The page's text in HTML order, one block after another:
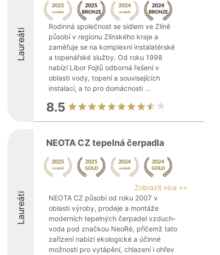
Laureáti
Rodinná společnost se sídlem ve Zlíně
působí v regionu Zlínského kraje a
zaměřuje se na komplexní instalatérské
a topenářské služby. Od roku 1998
nabízí Libor Fojtů odborná řešení v
oblasti vody, topení a souvisejících
instalací, a to pro domácnosti ...
8.5
Laureáti
NEOTA CZ tepelná čerpadla
Zobrazit více >>
NEOTA CZ působí od roku 2007 v
oblasti výroby, prodeje a montáže
moderních tepelných čerpadel vzduch-
voda pod značkou NeoRé, přičemž tato
zařízení nabízí ekologické a účinné
možnosti pro vytápění, chlazení i ohřev